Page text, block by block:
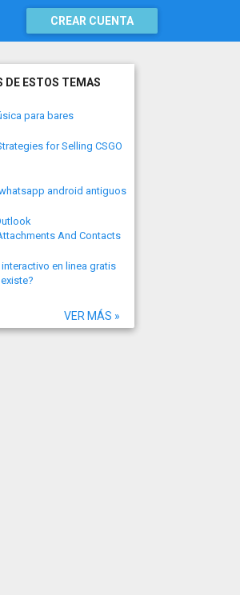
CREAR CUENTA
DE ESTOS TEMAS
para bares
for Selling CSGO
android antiguos
And Contacts
en linea gratis
VER MÁS »